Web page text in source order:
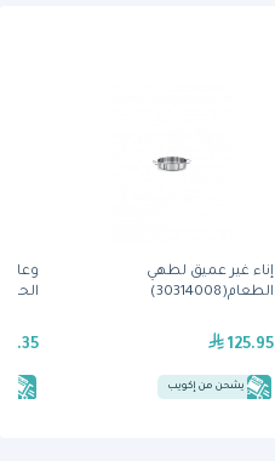
إناء غير عميق لطهي
الطعام(30314008)
125.95
يشحن من إكويب
وعاء